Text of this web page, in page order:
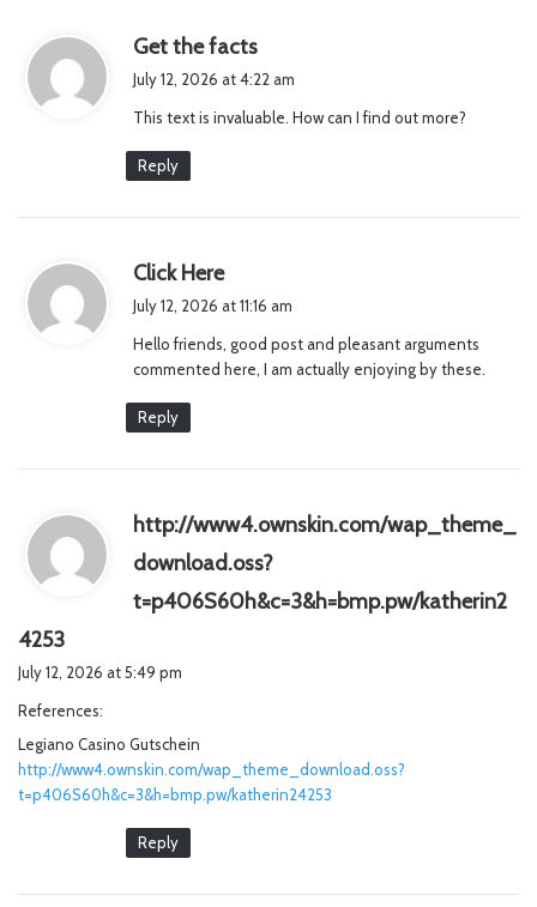
Get the facts
s
July 12, 2026 at 4:22 am
This text is invaluable. How can I find out more?
Reply
Click Here
s
:
July 12, 2026 at 11:16 am
Hello friends, good post and pleasant arguments
commented here, I am actually enjoying by these.
Reply
http://www4.ownskin.com/wap_theme_
download.oss?
t=p406S60h&c=3&h=bmp.pw/katherin2
4253
s
:
July 12, 2026 at 5:49 pm
References:
Legiano Casino Gutschein
http://www4.ownskin.com/wap_theme_download.oss?
t=p406S60h&c=3&h=bmp.pw/katherin24253
Reply